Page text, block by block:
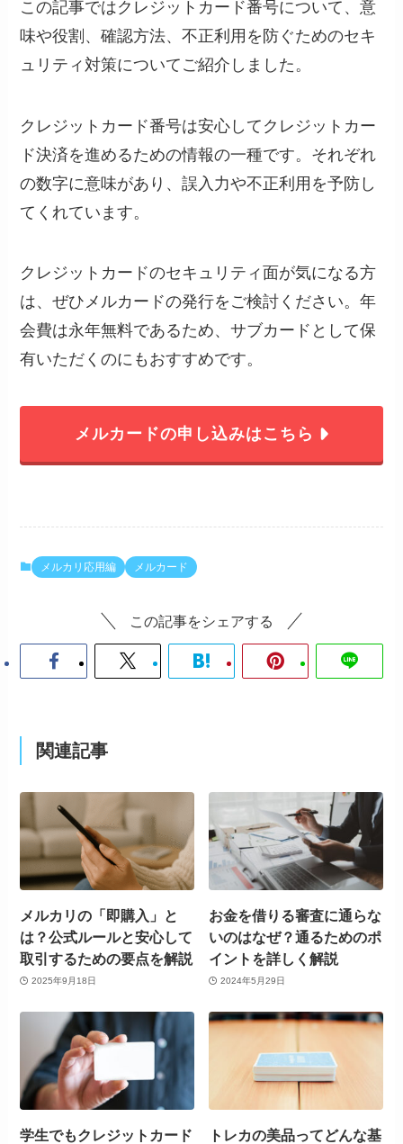
この記事ではクレジットカード番号について、意
味や役割、確認方法、不正利用を防ぐためのセキ
ュリティ対策についてご紹介しました。
クレジットカード番号は安心してクレジットカー
ド決済を進めるための情報の一種です。それぞれ
の数字に意味があり、誤入力や不正利用を予防し
てくれています。
クレジットカードのセキュリティ面が気になる方
は、ぜひメルカードの発行をご検討ください。年
会費は永年無料であるため、サブカードとして保
有いただくのにもおすすめです。
メルカードの申し込みはこちら
メルカリ応用編 メルカード
この記事をシェアする
関連記事
メルカリの「即購入」と
は？公式ルールと安心して
取引するための要点を解説
2025年9月18日
お金を借りる審査に通らな
いのはなぜ？通るためのポ
イントを詳しく解説
2024年5月29日
学生でもクレジットカード
トレカの美品ってどんな基